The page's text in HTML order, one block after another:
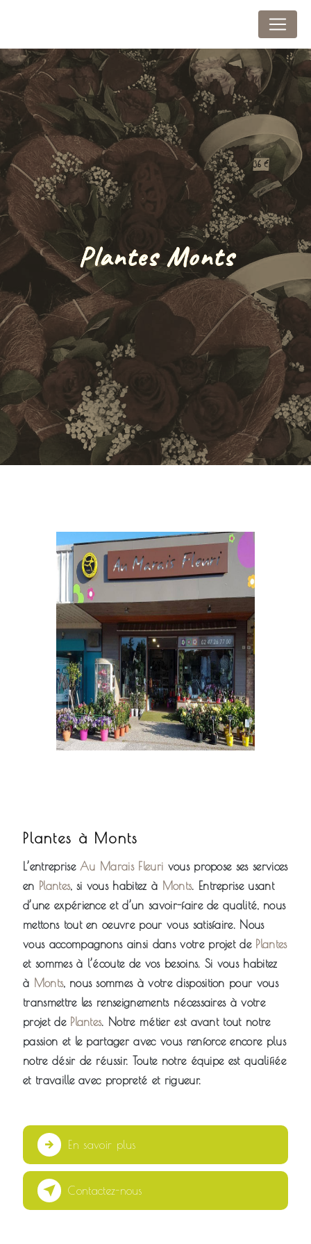
Plantes Monts
Plantes à Monts
L’entreprise Au Marais Fleuri vous propose ses services
en Plantes, si vous habitez à Monts. Entreprise usant
d’une expérience et d’un savoir-faire de qualité, nous
mettons tout en oeuvre pour vous satisfaire. Nous
vous accompagnons ainsi dans votre projet de Plantes
et sommes à l’écoute de vos besoins. Si vous habitez
à Monts, nous sommes à votre disposition pour vous
transmettre les renseignements nécessaires à votre
projet de Plantes. Notre métier est avant tout notre
passion et le partager avec vous renforce encore plus
notre désir de réussir. Toute notre équipe est qualifiée
et travaille avec propreté et rigueur.
En savoir plus
Contactez-nous